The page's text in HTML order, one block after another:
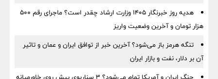
هدیه روز خبرنگار ۱۴۰۵ وزارت ارشاد چقدر است؟ ماجرای رقم ۵۰۰
هزار تومان و آخرین وضعیت واریز
تنگه هرمز باز می‌شود؟ آخرین خبر از توافق ایران و عمان و تاثیر
آن بر دلار، نفت و بازار ایران